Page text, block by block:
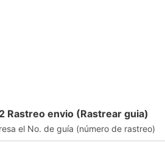
Rastreo envio (Rastrear guia)
el No. de guía (número de rastreo)